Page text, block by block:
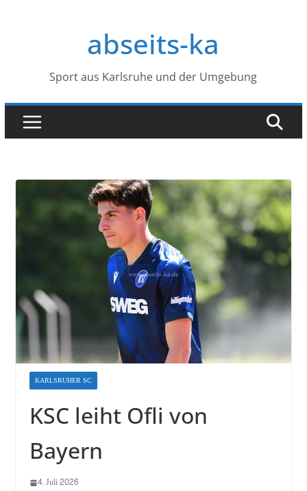
abseits-ka
Sport aus Karlsruhe und der Umgebung
KARLSRUHER SC
KSC leiht Ofli von
Bayern
4. Juli 2026